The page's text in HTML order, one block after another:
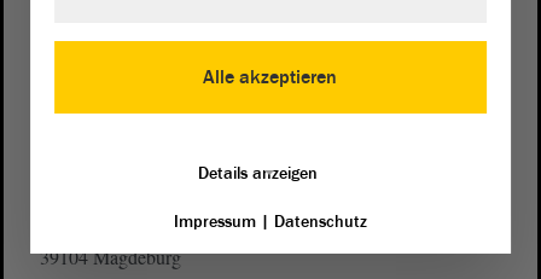
39104 Magdeburg
Alle akzeptieren
Details anzeigen
Impressum| Datenschutz